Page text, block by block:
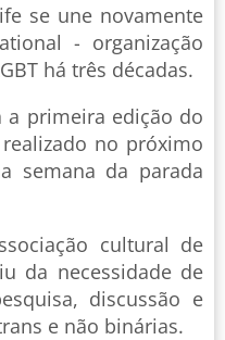
se une novamente
- organização
há três décadas.
a primeira edição do
no próximo
semana da parada
cultural de
da necessidade de
discussão e
e não binárias.